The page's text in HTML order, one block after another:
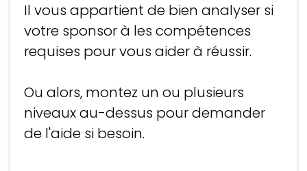
Il vous appartient de bien analyser si
votre sponsor à les compétences
requises pour vous aider à réussir.
Ou alors, montez un ou plusieurs
niveaux au-dessus pour demander
de l'aide si besoin.